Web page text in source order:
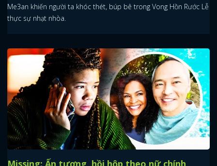
Me3an khiến người ta khóc thét, búp bê trong Vong Hồn Rước Lễ
thực sự nhạt nhòa.
Missing: Ấn tượng, hồi hộp theo nữ chính